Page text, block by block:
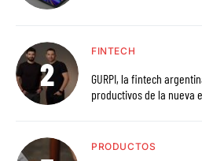
FINTECH
GURPI, la fintech argentina, habilita el acceso a
productivos de la nueva
PRODUCTOS